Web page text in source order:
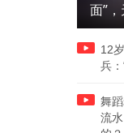
面”
12
兵
舞
流